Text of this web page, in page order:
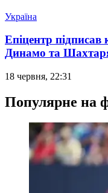
Україна
Епіцентр
Динамо та
18 червня, 22:31
Популярне на